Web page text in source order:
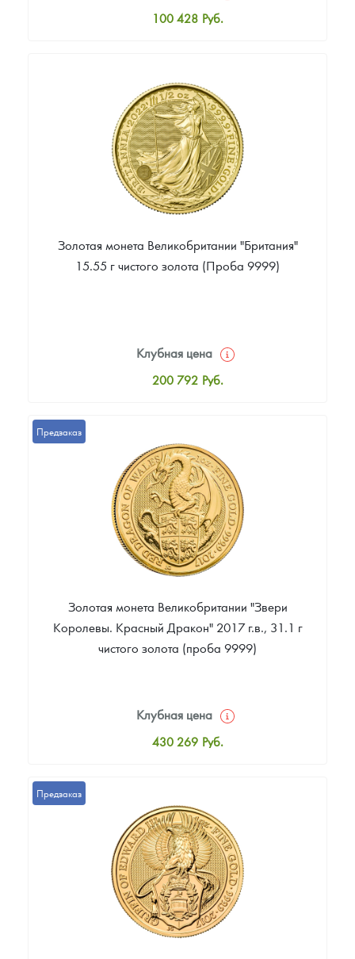
100 428 Руб.
Цена выкупа
81 862 Руб.
Золотая монета Великобритании "Британия"
15.55 г чистого золота (Проба 9999)
Клубная цена
200 792 Руб.
Цена выкупа
188 243 Руб.
Предзаказ
Золотая монета Великобритании "Звери
Королевы. Красный Дракон" 2017 г.в., 31.1 г
чистого золота (проба 9999)
Клубная цена
430 269 Руб.
Цена выкупа
374 692 Руб.
Предзаказ